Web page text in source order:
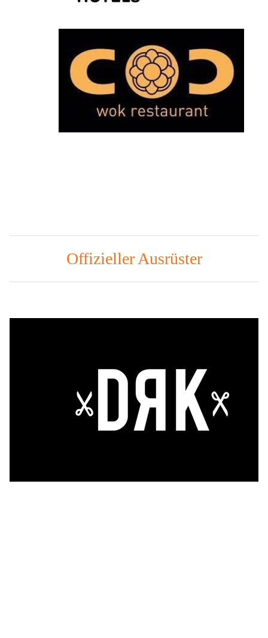
Offizieller Ausrüster